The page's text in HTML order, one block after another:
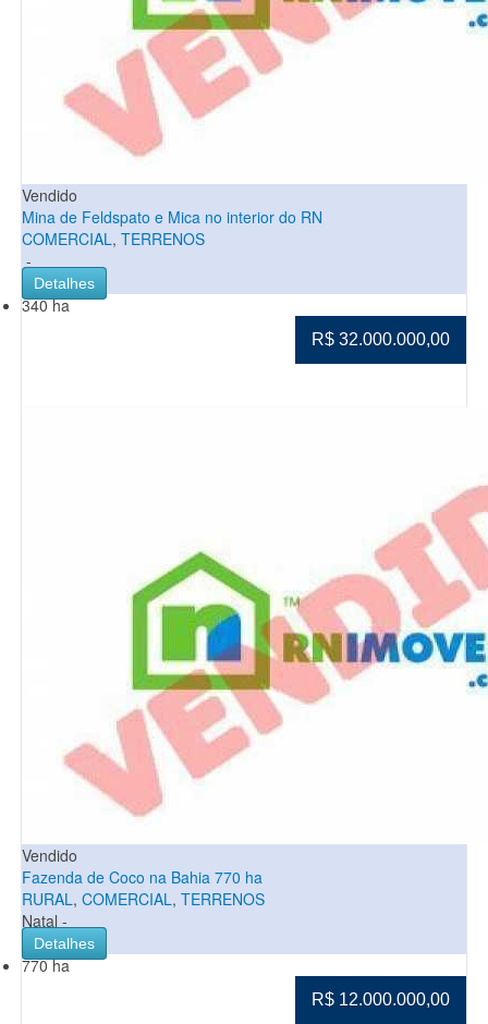
Vendido
Mina de Feldspato e Mica no interior do RN
COMERCIAL, TERRENOS
-
Detalhes
340 ha
R$ 32.000.000,00
Vendido
Fazenda de Coco na Bahia 770 ha
RURAL, COMERCIAL, TERRENOS
Natal -
Detalhes
770 ha
R$ 12.000.000,00